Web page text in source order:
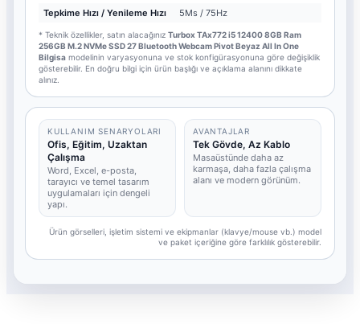
Tepkime Hızı / Yenileme Hızı
5Ms / 75Hz
* Teknik özellikler, satın alacağınız Turbox TAx772 i5 12400 8GB Ram
256GB M.2 NVMe SSD 27 Bluetooth Webcam Pivot Beyaz All In One
Bilgisa modelinin varyasyonuna ve stok konfigürasyonuna göre değişiklik
gösterebilir. En doğru bilgi için ürün başlığı ve açıklama alanını dikkate
alınız.
KULLANIM SENARYOLARI
Ofis, Eğitim, Uzaktan
Çalışma
Word, Excel, e-posta,
tarayıcı ve temel tasarım
uygulamaları için dengeli
yapı.
AVANTAJLAR
Tek Gövde, Az Kablo
Masaüstünde daha az
karmaşa, daha fazla çalışma
alanı ve modern görünüm.
Ürün görselleri, işletim sistemi ve ekipmanlar (klavye/mouse vb.) model
ve paket içeriğine göre farklılık gösterebilir.